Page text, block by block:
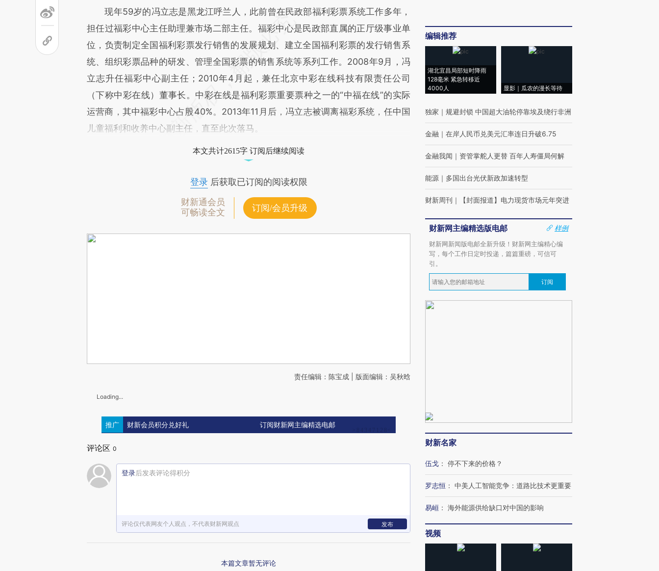
现年59岁的冯立志是黑龙江呼兰人，此前曾在民政部福利彩票系统工作多年，
担任过福彩中心主任助理兼市场二部主任。福彩中心是民政部直属的正厅级事业单
位，负责制定全国福利彩票发行销售的发展规划、建立全国福利彩票的发行销售系
统、组织彩票品种的研发、管理全国彩票的销售系统等系列工作。2008年9月，冯
立志升任福彩中心副主任；2010年4月起，兼任北京中彩在线科技有限责任公司
（下称中彩在线）董事长。中彩在线是福利彩票重要票种之一的“中福在线”的实际
运营商，其中福彩中心占股40%。2013年11月后，冯立志被调离福彩系统，任中国
儿童福利和收养中心副主任，直至此次落马。
本文共计2615字 订阅后继续阅读
登录后获取已订阅的阅读权限
财新通会员
可畅读全文
订阅/会员升级
责任编辑：陈宝成 | 版面编辑：吴秋晗
Loading...
推广 财新会员积分兑好礼 订阅财新网主编精选电邮
评论区 0
登录后发表评论得积分
评论仅代表网友个人观点，不代表财新网观点 发布
本篇文章暂无评论
编辑推荐
湖北宜昌局部短时降雨
128毫米 紧急转移近
4000人
显影｜瓜农的漫长等待
独家 ｜ 规避封锁 中国超大油轮停靠埃及绕行非洲
金融 ｜ 在岸人民币兑美元汇率连日升破6.75
金融我闻 ｜ 资管掌舵人更替 百年人寿僵局何解
能源 ｜ 多国出台光伏新政加速转型
财新周刊 ｜ 【封面报道】电力现货市场元年突进
财新网主编精选版电邮
样例
财新网新闻版电邮全新升级！财新网主编精心编
写，每个工作日定时投递，篇篇重磅，可信可
引。
订阅
财新名家
伍戈 ： 停不下来的价格？
罗志恒 ： 中美人工智能竞争：道路比技术更重要
易峘 ： 海外能源供给缺口对中国的影响
视频